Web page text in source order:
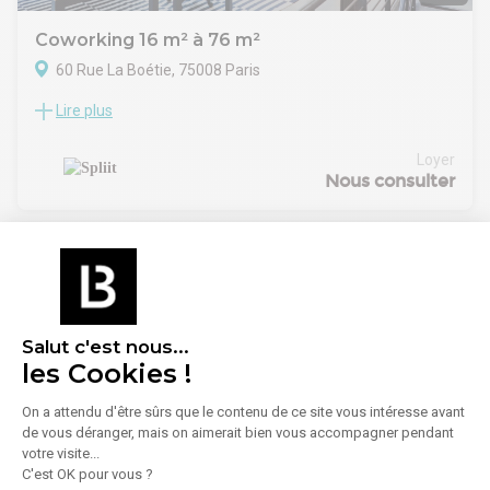
Salut c'est nous...
les Cookies !
On a attendu d'être sûrs que le contenu de ce site vous intéresse avant
de vous déranger, mais on aimerait bien vous accompagner pendant
votre visite...
C'est OK pour vous ?
Coworking 16 m² à 76 m²
60 Rue La Boétie, 75008 Paris
Location Bureaux Paris 75008
• 16 m² – 4 postes : 1 500 € HT/mois
• 22 m² – 6 postes : 2 000 € HT/mois
Bureaux contigus, meublés et tout inclus : internet, charges,
Contrat de prestation de services – engagement 12 mois.
Lire plus
Loyer
Nous consulter
1/18